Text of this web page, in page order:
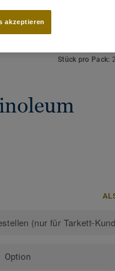
Stück pro Pack:
(nur für Tarkett-
Option
akzeptieren